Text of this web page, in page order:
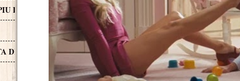
LETTI SUL SITO RACCOMANDATI SE TI PIACCIONO NEL
DELLA CHIESA